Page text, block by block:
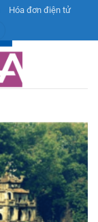
Hóa đơn điện tử